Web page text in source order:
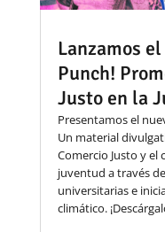
Lanzamos
Punch!
Justo en la
Presentamos el
Un material
Comercio Justo y el
juventud a través
universitarias e
climático.